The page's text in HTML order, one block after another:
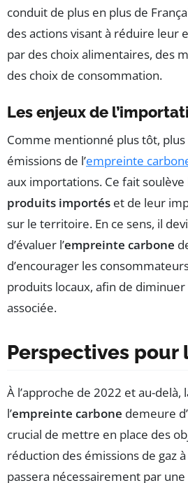
conduit de plus en plus de
des actions visant à réduire leur
par des choix alimentaires, des
des choix de consommation.
Les enjeux de
Comme mentionné plus tôt,
émissions de l’empreinte
aux importations. Ce fait
produits importés et de leur
sur le territoire. En ce sens, il
d’évaluer l’empreinte carbone
d’encourager les
produits locaux, afin de
associée.
Perspectives pour
À l’approche de 2022 et au-delà,
l’empreinte carbone demeure
crucial de mettre en place des
réduction des émissions de gaz à
passera nécessairement par